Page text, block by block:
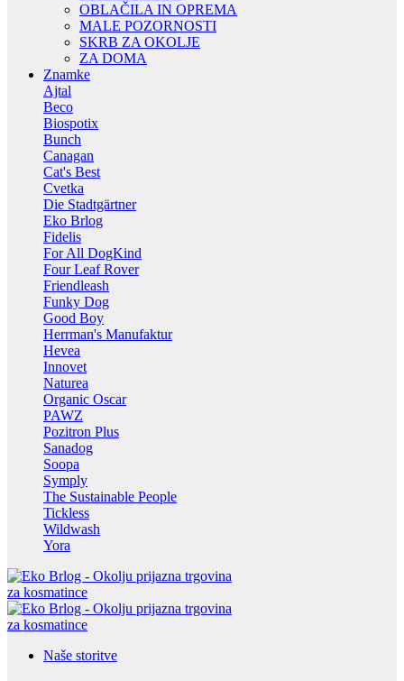
OBLAČILA IN OPREMA
MALE POZORNOSTI
SKRB ZA OKOLJE
ZA DOMA
Znamke
Ajtal
Beco
Biospotix
Bunch
Canagan
Cat's Best
Cvetka
Die Stadtgärtner
Eko Brlog
Fidelis
For All DogKind
Four Leaf Rover
Friendleash
Funky Dog
Good Boy
Herrman's Manufaktur
Hevea
Innovet
Naturea
Organic Oscar
PAWZ
Pozitron Plus
Sanadog
Soopa
Symply
The Sustainable People
Tickless
Wildwash
Yora
Naše storitve